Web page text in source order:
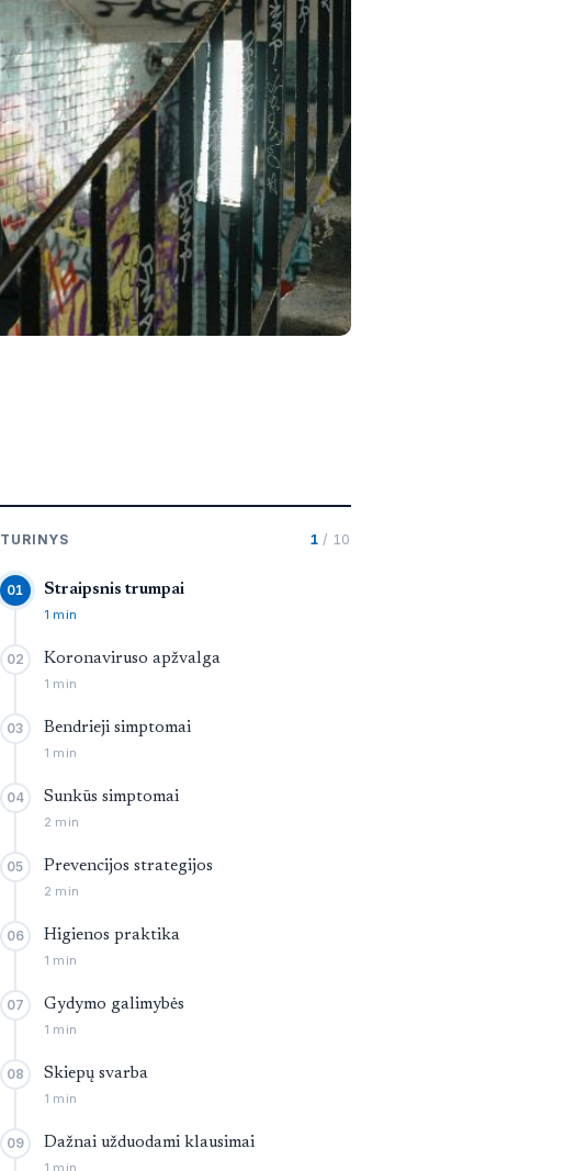
TURINYS 1 / 10
01 Straipsnis trumpai
1 min
02 Koronaviruso apžvalga
1 min
03 Bendrieji simptomai
1 min
04 Sunkūs simptomai
2 min
05 Prevencijos strategijos
2 min
06 Higienos praktika
1 min
07 Gydymo galimybės
1 min
08 Skiepų svarba
1 min
09 Dažnai užduodami klausimai
1 min